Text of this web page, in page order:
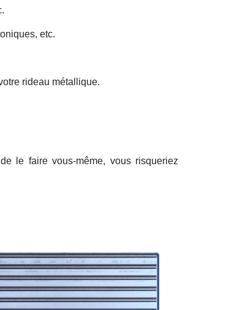
etc.
rideau métallique.
le faire vous-même, vous risqueriez